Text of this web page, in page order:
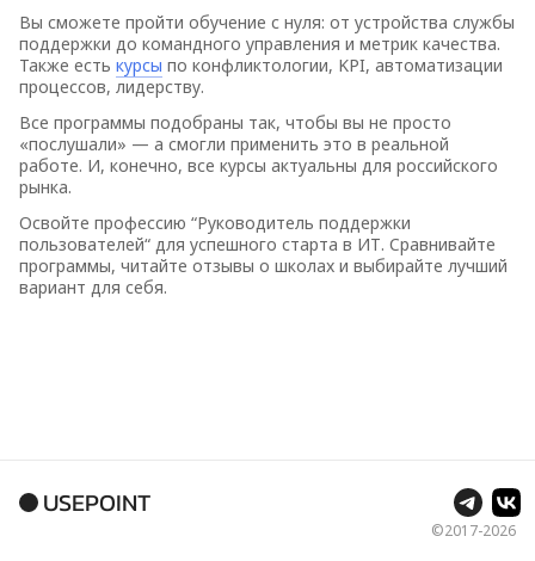
Вы сможете пройти обучение с нуля: от устройства службы
поддержки до командного управления и метрик качества.
Также есть курсы по конфликтологии, KPI, автоматизации
процессов, лидерству.
Все программы подобраны так, чтобы вы не просто
«послушали» — а смогли применить это в реальной
работе. И, конечно, все курсы актуальны для российского
рынка.
Освойте профессию “Руководитель поддержки
пользователей“ для успешного старта в ИТ. Сравнивайте
программы, читайте отзывы о школах и выбирайте лучший
вариант для себя.
USEPOINT
©2017-2026